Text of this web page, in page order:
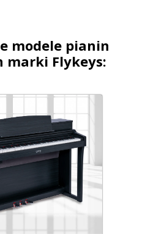
modele pianin
marki Flykeys: